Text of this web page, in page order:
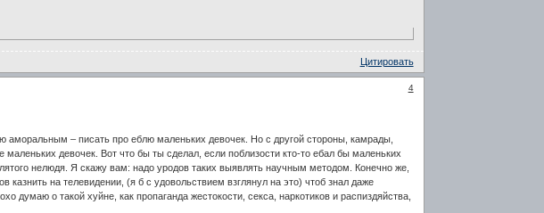
Цитировать
4
– писать про еблю маленьких девочек. Но с другой стороны, камрады,
девочек. Вот что бы ты сделал, если поблизости кто-то ебал бы маленьких
нелюдя. Я скажу вам: надо уродов таких выявлять научным методом. Конечно же,
на телевидении, (я б с удовольствием взглянул на это) чтоб знал даже
думаю о такой хуйне, как пропаганда жестокости, секса, наркотиков и распиздяйства,